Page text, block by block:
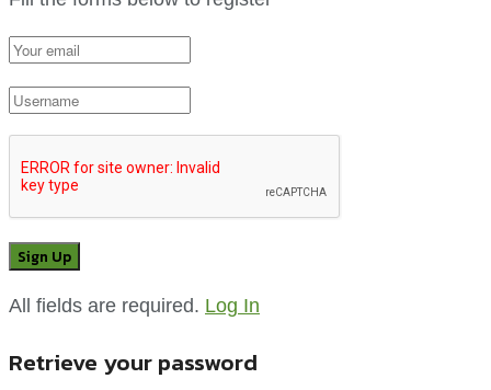
All fields are required. Log In
Retrieve your password